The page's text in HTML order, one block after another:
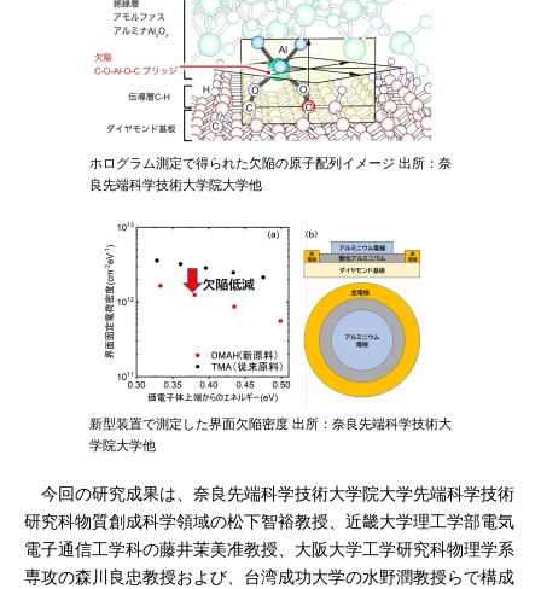
ホログラム測定で得られた欠陥の原子配列イメージ 出所：奈
良先端科学技術大学院大学他
新型装置で測定した界面欠陥密度 出所：奈良先端科学技術大
学院大学他
今回の研究成果は、奈良先端科学技術大学院大学先端科学技術
研究科物質創成科学領域の松下智裕教授、近畿大学理工学部電気
電子通信工学科の藤井茉美准教授、大阪大学工学研究科物理学系
専攻の森川良忠教授および、台湾成功大学の水野潤教授らで構成